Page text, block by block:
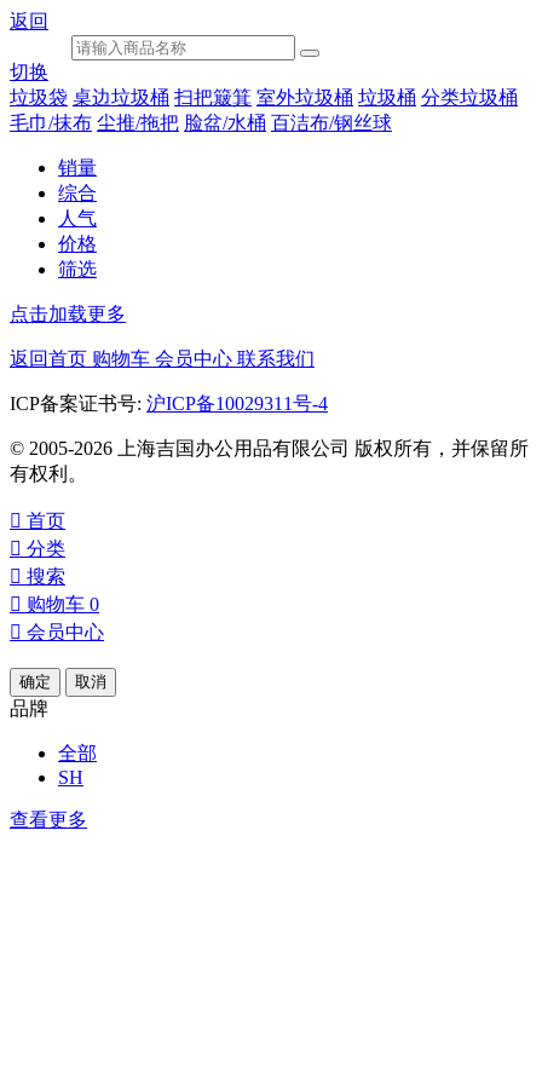
返回
切换
垃圾袋 桌边垃圾桶 扫把簸箕 室外垃圾桶 垃圾桶 分类垃圾桶
毛巾/抹布 尘推/拖把 脸盆/水桶 百洁布/钢丝球
销量
综合
人气
价格
筛选
点击加载更多
返回首页 购物车 会员中心 联系我们
ICP备案证书号: 沪ICP备10029311号-4
© 2005-2026 上海吉国办公用品有限公司 版权所有，并保留所
有权利。
 首页
 分类
 搜索
 购物车 0
 会员中心
确定 取消
品牌
全部
SH
查看更多